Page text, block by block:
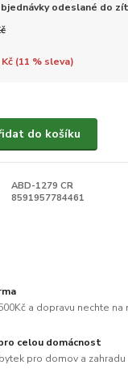
odeslané do
(11 % sleva)
do košíku
ABD-1279 CR
8591957784461
a dopravu nechte na
celou domácnost
pro domov a zahradu